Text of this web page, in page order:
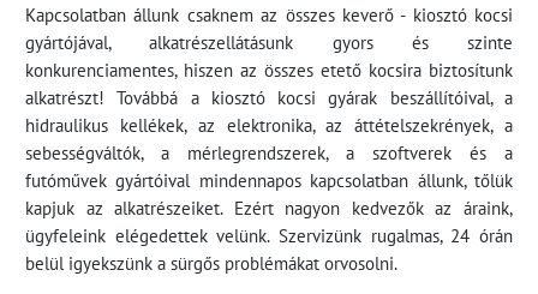
Kapcsolatban állunk csaknem az összes keverő - kiosztó kocsi
gyártójával, alkatrészellátásunk gyors és szinte
konkurenciamentes, hiszen az összes etető kocsira biztosítunk
alkatrészt! Továbbá a kiosztó kocsi gyárak beszállítóival, a
hidraulikus kellékek, az elektronika, az áttételszekrények, a
sebességváltók, a mérlegrendszerek, a szoftverek és a
futóművek gyártóival mindennapos kapcsolatban állunk, tőlük
kapjuk az alkatrészeiket. Ezért nagyon kedvezők az áraink,
ügyfeleink elégedettek velünk. Szervizünk rugalmas, 24 órán
belül igyekszünk a sürgős problémákat orvosolni.